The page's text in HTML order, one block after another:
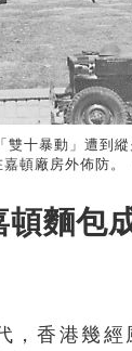
雙十暴動」遭到
頓廠房外佈防。
麵包
香港幾經